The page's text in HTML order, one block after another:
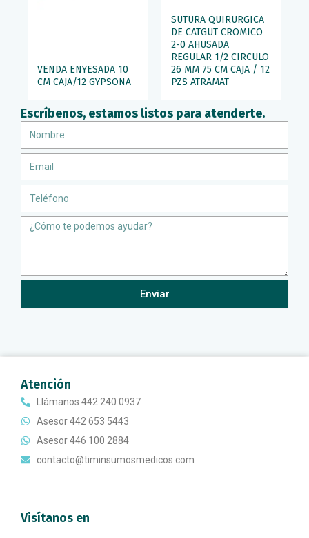
Escríbenos, estamos listos para atenderte.
Message
Enviar
VENDA ENYESADA 10
CM CAJA/12 GYPSONA
SUTURA QUIRURGICA
DE CATGUT CROMICO
2-0 AHUSADA
REGULAR 1/2 CIRCULO
26 MM 75 CM CAJA / 12
PZS ATRAMAT
Atención
Llámanos 442 240 0937
Asesor 442 653 5443
Asesor 446 100 2884
contacto@timinsumosmedicos.com
Visítanos en